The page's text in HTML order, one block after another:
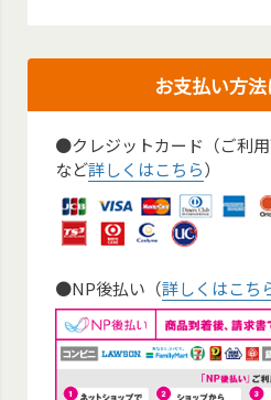
お支払い方
●クレジットカード（ご利
など詳しくはこちら）
●NP後払い（詳しくはこち